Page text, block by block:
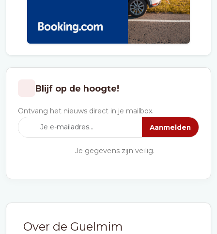
Over de Guelmim
Blijf op de hoogte!
Ontvang het nieuws direct in je mailbox.
Aanmelden
Je gegevens zijn veilig.